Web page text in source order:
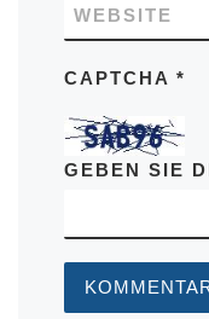
WEBSITE
CAPTCHA *
GEBEN SIE